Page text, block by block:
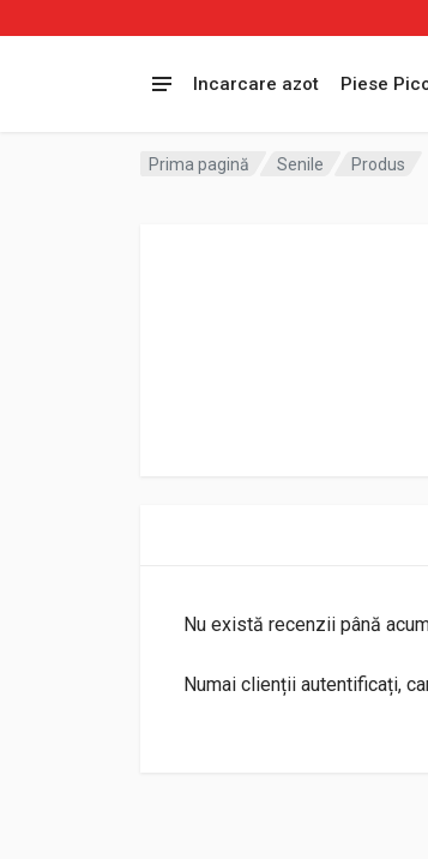
Incarcare azot Piese
Prima pagină Senile Produs
Nu există recenzii până
Numai clienții autentificați,